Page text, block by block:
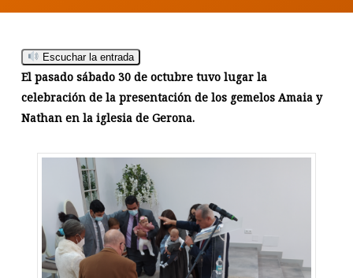
Escuchar la entrada
El pasado sábado 30 de octubre tuvo lugar la
celebración de la presentación de los gemelos Amaia y
Nathan en la iglesia de Gerona.